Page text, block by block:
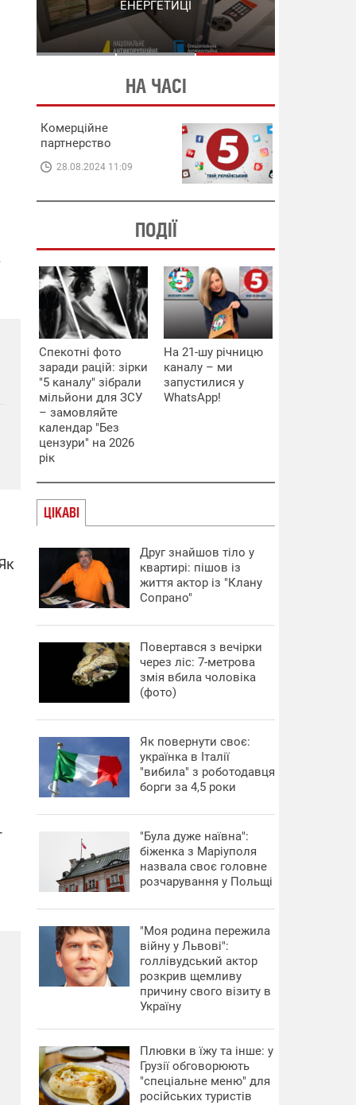
СХЕМИ В ЕНЕРГЕТИЦІ
ЕНЕРГЕТИЦІ
НА ЧАСІ
Комерційне
партнерство
28.08.2024 11:09
ПОДІЇ
Спекотні фото
заради рацій: зірки
"5 каналу" зібрали
мільйони для ЗСУ
– замовляйте
календар "Без
цензури" на 2026
рік
На 21-шу річницю
каналу – ми
запустилися у
WhatsApp!
ЦІКАВІ
Друг знайшов тіло у
квартирі: пішов із
життя актор із "Клану
Сопрано"
Повертався з вечірки
через ліс: 7-метрова
змія вбила чоловіка
(фото)
​Як повернути своє:
українка в Італії
"вибила" з роботодавця
борги за 4,5 роки
"Була дуже наївна":
біженка з Маріуполя
назвала своє головне
розчарування у Польщі
"Моя родина пережила
війну у Львові":
голлівудський актор
розкрив щемливу
причину свого візиту в
Україну
Плювки в їжу та інше: у
Грузії обговорюють
"спеціальне меню" для
російських туристів